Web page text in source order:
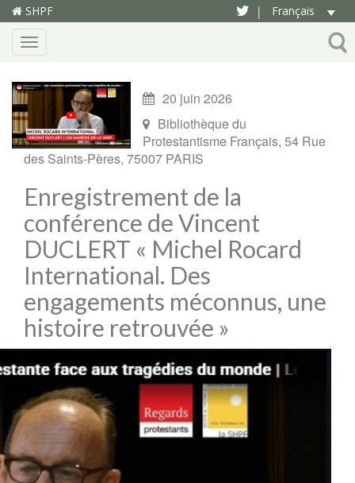
SHPF | Français
Menu
20 juin 2026
Bibliothèque du
Protestantisme Français, 54 Rue
des Saints-Pères, 75007 PARIS
Enregistrement de la
conférence de Vincent
DUCLERT « Michel Rocard
International. Des
engagements méconnus, une
histoire retrouvée »